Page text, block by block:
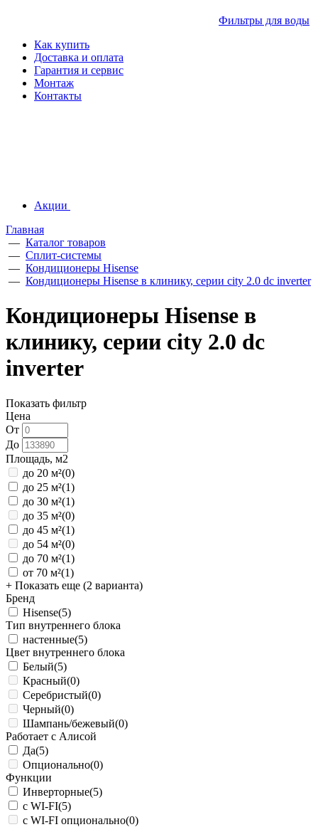
Фильтры для воды
Как купить
Доставка и оплата
Гарантия и сервис
Монтаж
Контакты
Акции
Главная
— Каталог товаров
— Сплит-системы
— Кондиционеры Hisense
— Кондиционеры Hisense в клинику, серии city 2.0 dc inverter
Кондиционеры Hisense в
клинику, серии city 2.0 dc
inverter
Показать фильтр
Цена
От
До
Площадь, м2
до 20 м²(0)
до 25 м²(1)
до 30 м²(1)
до 35 м²(0)
до 45 м²(1)
до 54 м²(0)
до 70 м²(1)
от 70 м²(1)
+ Показать еще (2 варианта)
Бренд
Hisense(5)
Тип внутреннего блока
настенные(5)
Цвет внутреннего блока
Белый(5)
Красный(0)
Серебристый(0)
Черный(0)
Шампань/бежевый(0)
Работает с Алисой
Да(5)
Опционально(0)
Функции
Инверторные(5)
с WI-FI(5)
с WI-FI опционально(0)